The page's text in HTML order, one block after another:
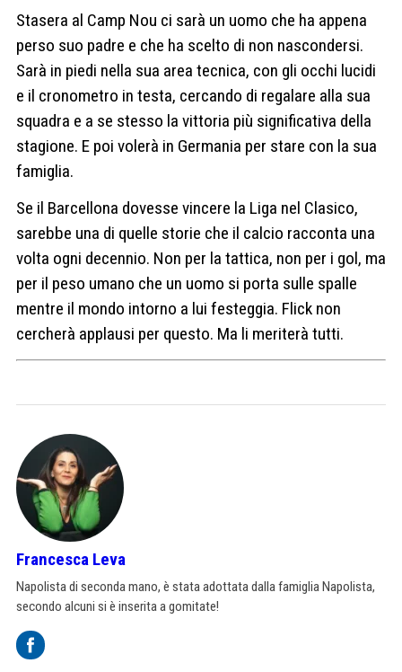
Stasera al Camp Nou ci sarà un uomo che ha appena
perso suo padre e che ha scelto di non nascondersi.
Sarà in piedi nella sua area tecnica, con gli occhi lucidi
e il cronometro in testa, cercando di regalare alla sua
squadra e a se stesso la vittoria più significativa della
stagione. E poi volerà in Germania per stare con la sua
famiglia.
Se il Barcellona dovesse vincere la Liga nel Clasico,
sarebbe una di quelle storie che il calcio racconta una
volta ogni decennio. Non per la tattica, non per i gol, ma
per il peso umano che un uomo si porta sulle spalle
mentre il mondo intorno a lui festeggia. Flick non
cercherà applausi per questo. Ma li meriterà tutti.
Francesca Leva
Napolista di seconda mano, è stata adottata dalla famiglia Napolista,
secondo alcuni si è inserita a gomitate!